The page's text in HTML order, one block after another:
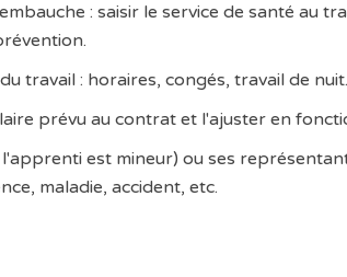
: saisir le service de santé au
travail : horaires, congés, travail de
prévu au contrat et l'ajuster en
est mineur) ou ses
maladie, accident, etc.